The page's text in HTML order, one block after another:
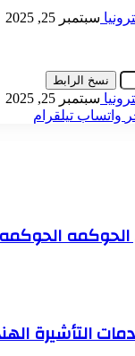
سبتمبر 25, 2025
نسخ الرابط
سبتمبر 25, 2025
واتساب تيلقرام
الحوكمه
التأشيرة